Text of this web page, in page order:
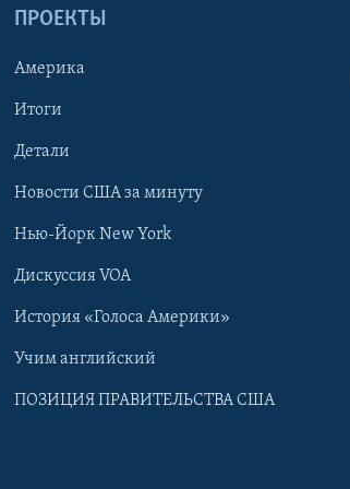
ПРОЕКТЫ
Америка
Итоги
Детали
Новости США за минуту
Нью-Йорк New York
Дискуссия VOA
История «Голоса Америки»
Учим английский
ПОЗИЦИЯ ПРАВИТЕЛЬСТВА США